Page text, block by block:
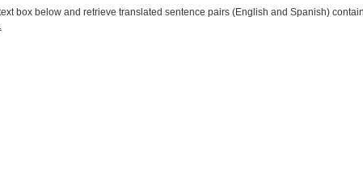
box below and retrieve translated sentence pairs (English and Spanish)